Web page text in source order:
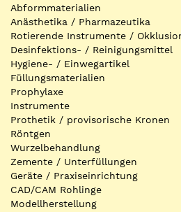
Abformmaterialien
Anästhetika / Pharmazeutika
Rotierende Instrumente /
Desinfektions- / Reinigungsmittel
Hygiene- / Einwegartikel
Füllungsmaterialien
Prophylaxe
Instrumente
Prothetik / provisorische Kronen
Röntgen
Wurzelbehandlung
Zemente / Unterfüllungen
Geräte / Praxiseinrichtung
CAD/CAM Rohlinge
Modellherstellung